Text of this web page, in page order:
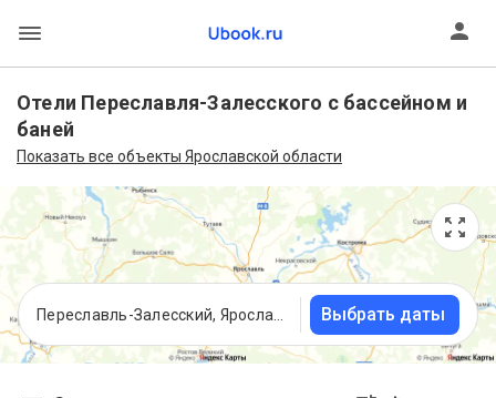
Отели Переславля-Залесского с бассейном и
баней
Показать все объекты Ярославской области
Выбрать даты